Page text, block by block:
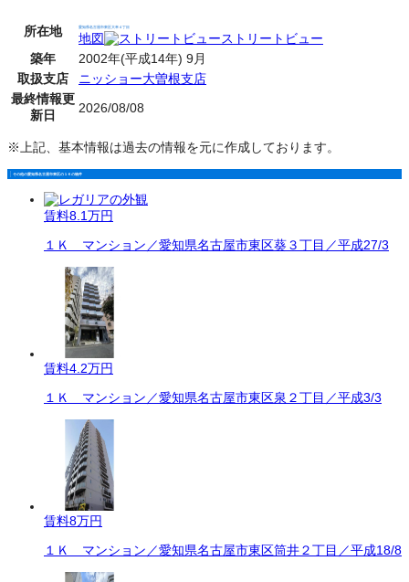
所在地 愛知県名古屋市東区大幸４丁目
地図
ストリートビュー
築年
2002年(平成14年) 9月
取扱支店
ニッショー大曽根支店
最終情報更
新日
2026/08/08
※上記、基本情報は過去の情報を元に作成しております。
その他の愛知県名古屋市東区の１Ｋの物件
賃料8.1万円
１Ｋ マンション／愛知県名古屋市東区葵３丁目／平成27/3
賃料4.2万円
１Ｋ マンション／愛知県名古屋市東区泉２丁目／平成3/3
賃料8万円
１Ｋ マンション／愛知県名古屋市東区筒井２丁目／平成18/8